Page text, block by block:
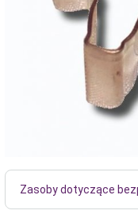
Zasoby dotyczące